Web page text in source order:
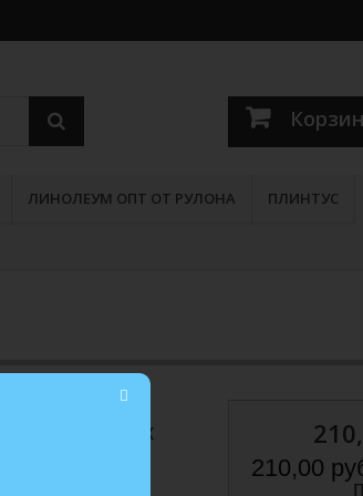
ЛИНОЛЕУМ ОПТ ОТ РУЛОНА ПЛИНТУС
Дуб рустик
210,00